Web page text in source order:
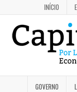
INÍCIO
GOVERNO